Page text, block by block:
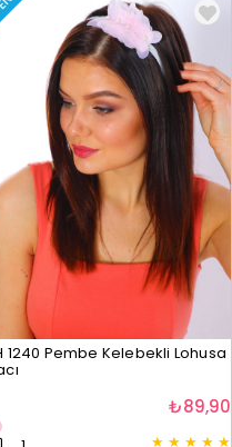
1240 Pembe Kelebekli Lohusa
★ ★ ★ ★ ★
₺89,90